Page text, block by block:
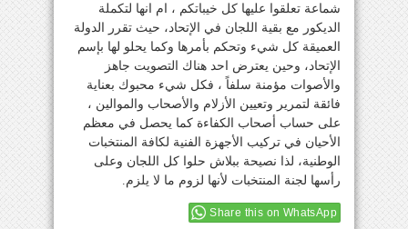
شماعة تعلقوا عليها كل خيباتكم ، ام انها لتكملة
الديكور مع بقية اللجان في الإتحاد، حيث تقرر الدولة
العميقة كل شيء وتحكم بأمرها وكما يحلو لها بإسم
الإتحاد، وحين يعترض احد هناك التصويت جاهز
والأصوات مؤمنة سلفاً ، فكل شيء محبوك بعناية
فائقة لتمرير وتعيين الأزلام والأصحاب والموالين ،
على حساب أصحاب الكفاءة كما يحصل في معظم
الأحيان في تركيب الأجهزة الفنية لكافة المنتخبات
الوطنية، لذا نصيحة ببلاش حلوا كل اللجان وعلى
رأسها لجنة المنتخبات لأنها لزوم ما لا يلزم.
Share this on WhatsApp